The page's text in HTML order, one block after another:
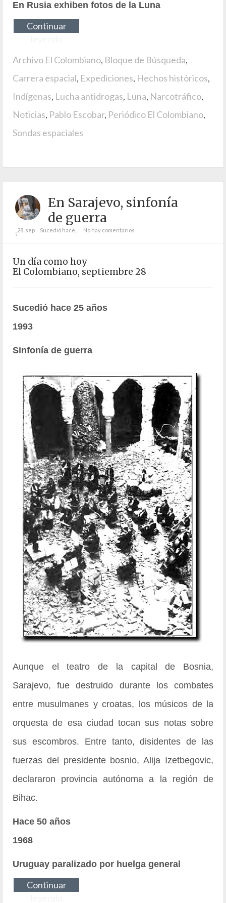
En Rusia exhiben fotos de la Luna
Continuar
Archivo El Colombiano, Bloque de Búsqueda,
Carrera espacial, Expediciones, Hechos históricos,
Indígenas, Lucha antidrogas, Luna, Narcotráfico,
Noticias, Pablo Escobar, Periódico El Colombiano,
Sondas espaciales
En Sarajevo, sinfonía
de guerra
;28. sep Sucedió hace... No hay comentarios
Un día como hoy
El Colombiano, septiembre 28
Sucedió hace 25 años
1993
Sinfonía de guerra
Aunque el teatro de la capital de Bosnia,
Sarajevo, fue destruido durante los combates
entre musulmanes y croatas, los músicos de la
orquesta de esa ciudad tocan sus notas sobre
sus escombros. Entre tanto, disidentes de las
fuerzas del presidente bosnio, Alija Izetbegovic,
declararon provincia autónoma a la región de
Bihac.
Hace 50 años
1968
Uruguay paralizado por huelga general
Continuar